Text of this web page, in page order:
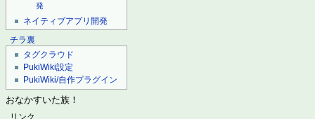
発
ネイティブアプリ開発
チラ裏
タグクラウド
PukiWiki設定
PukiWiki/自作プラグイン
おなかすいた族！
リンク